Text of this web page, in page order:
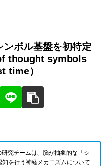
ボル基盤を初特定
thought symbols
time）
究チームは、脳が抽象的な「シ
を行う神経メカニズムについて